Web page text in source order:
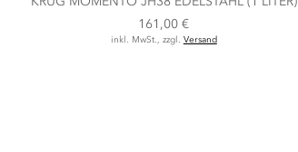
161,00 €
inkl. MwSt., zzgl. Versand